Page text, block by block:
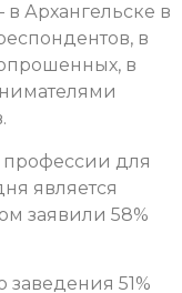
в Архангельске в
в
в
для
является
заявили 58%
заведения 51%